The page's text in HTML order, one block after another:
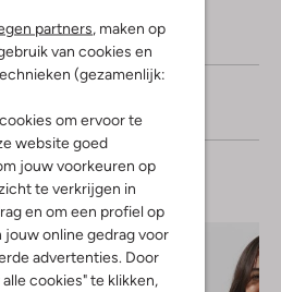
partners , maken op
van cookies en
(gezamenlijk:
om ervoor te
website goed
jouw voorkeuren op
te verkrijgen in
en om een profiel op
jouw online gedrag voor
advertenties. Door
cookies" te klikken,